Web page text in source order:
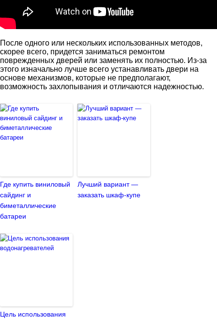
После одного или нескольких использованных методов,
скорее всего, придется заниматься ремонтом
поврежденных дверей или заменять их полностью. Из-за
этого изначально лучше всего устанавливать двери на
основе механизмов, которые не предполагают,
возможность захлопывания и отличаются надежностью.
Где купить виниловый
сайдинг и
биметаллические
батареи
Лучший вариант —
заказать шкаф-купе
Цель использования